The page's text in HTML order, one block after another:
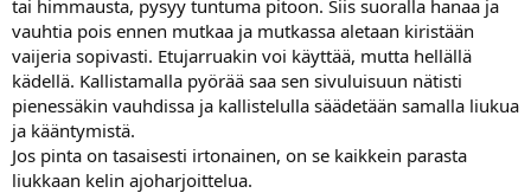
tai himmausta, pysyy tuntuma pitoon. Siis suoralla hanaa ja
vauhtia pois ennen mutkaa ja mutkassa aletaan kiristään
vaijeria sopivasti. Etujarruakin voi käyttää, mutta hellällä
kädellä. Kallistamalla pyörää saa sen sivuluisuun nätisti
pienessäkin vauhdissa ja kallistelulla säädetään samalla liukua
ja kääntymistä.
Jos pinta on tasaisesti irtonainen, on se kaikkein parasta
liukkaan kelin ajoharjoittelua.